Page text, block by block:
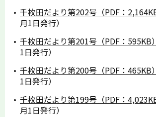
千枚田だより第202号（PDF：2,164KB
月1日発行）
千枚田だより第201号（PDF：595KB）
1日発行）
千枚田だより第200号（PDF：465KB）
1日発行）
千枚田だより第199号（PDF：4,023KB
月1日発行）